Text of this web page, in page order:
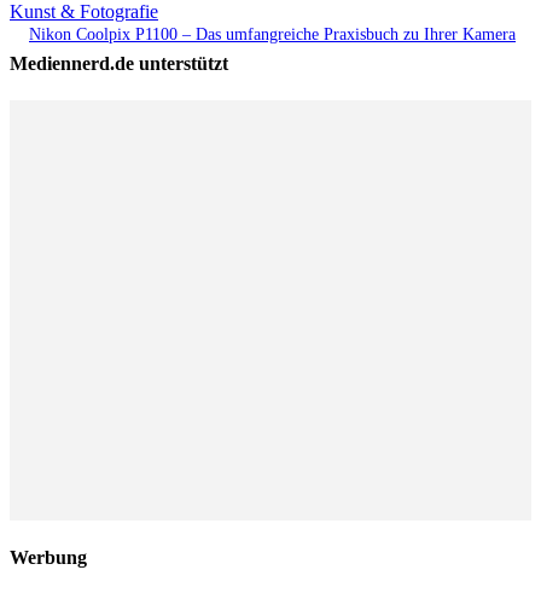
Kunst & Fotografie
Nikon Coolpix P1100 – Das umfangreiche Praxisbuch zu Ihrer Kamera
Mediennerd.de unterstützt
Werbung